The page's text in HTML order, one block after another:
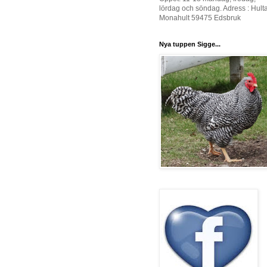
lördag och söndag. Adress :
Monahult 59475 Edsbruk
Nya tuppen Sigge...